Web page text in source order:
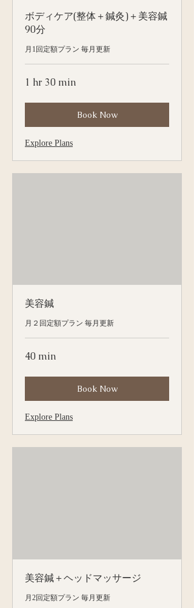
ボディケア(整体＋鍼灸)＋美容鍼
90分
月1回定額プラン 毎月更新
1 hr 30 min
Book Now
Explore Plans
美容鍼
月２回定額プラン 毎月更新
40 min
Book Now
Explore Plans
美容鍼＋ヘッドマッサージ
月2回定額プラン 毎月更新